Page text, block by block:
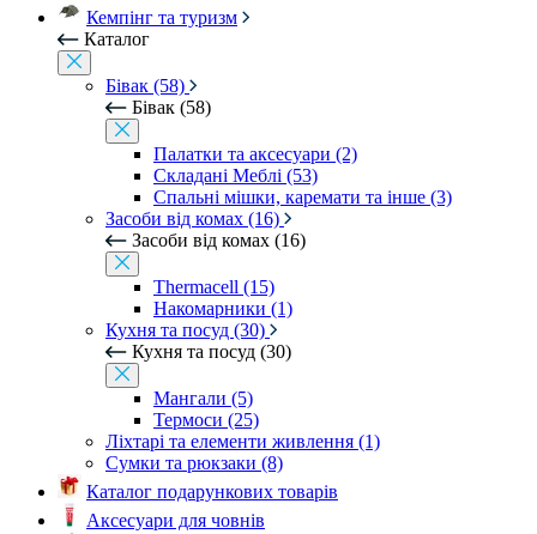
Кемпінг та туризм
Каталог
Бівак (58)
Бівак (58)
Палатки та аксесуари (2)
Складані Меблі (53)
Спальні мішки, каремати та інше (3)
Засоби від комах (16)
Засоби від комах (16)
Thermacell (15)
Накомарники (1)
Кухня та посуд (30)
Кухня та посуд (30)
Мангали (5)
Термоси (25)
Ліхтарі та елементи живлення (1)
Сумки та рюкзаки (8)
Каталог подарункових товарів
Аксесуари для човнів